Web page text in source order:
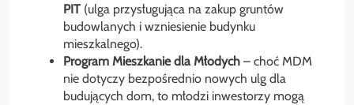
PIT (ulga przysługująca na zakup gruntów
budowlanych i wzniesienie budynku
mieszkalnego).
Program Mieszkanie dla Młodych – choć MDM
nie dotyczy bezpośrednio nowych ulg dla
budujących dom, to młodzi inwestorzy mogą